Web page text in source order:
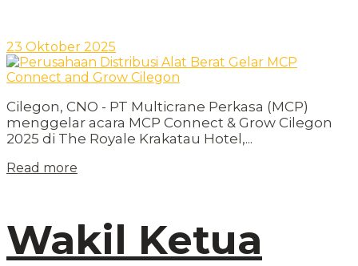
23 Oktober 2025
Cilegon, CNO - PT Multicrane Perkasa (MCP)
menggelar acara MCP Connect & Grow Cilegon
2025 di The Royale Krakatau Hotel,...
Read more
Wakil Ketua